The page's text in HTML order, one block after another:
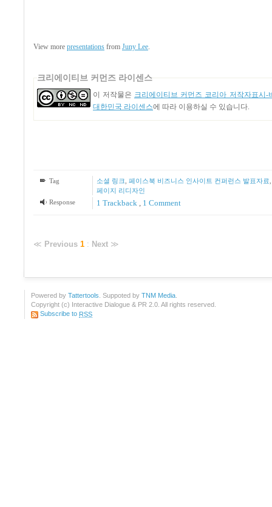
View more presentations from Juny Lee.
크리에이티브 커먼즈 라이센스
이 저작물은 크리에이티브 커먼즈 코리아 저작자표시-
대한민국 라이센스에 따라 이용하실 수 있습니다.
Tag 소셜 링크 페이스북 비즈니스 인사이트 컨퍼런스 발표자료
페이지 리디자인
Response
1 Trackback 1 Comment
≪ Previous 1 : Next ≫
Powered by Tattertools. Suppoted by TNM Media.
Copyright (c) Interactive Dialogue & PR 2.0. All rights reserved.
Subscribe to RSS